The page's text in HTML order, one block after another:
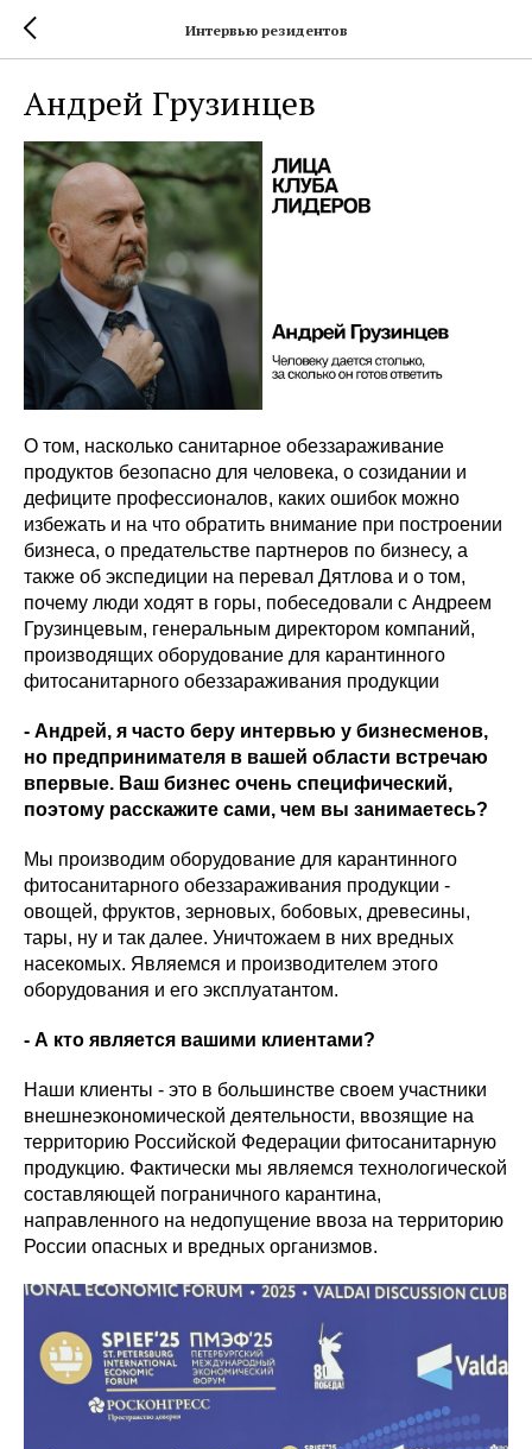
Интервью резидентов
Андрей Грузинцев
О том, насколько санитарное обеззараживание
продуктов безопасно для человека, о созидании и
дефиците профессионалов, каких ошибок можно
избежать и на что обратить внимание при построении
бизнеса, о предательстве партнеров по бизнесу, а
также об экспедиции на перевал Дятлова и о том,
почему люди ходят в горы, побеседовали с Андреем
Грузинцевым, генеральным директором компаний,
производящих оборудование для карантинного
фитосанитарного обеззараживания продукции
- Андрей, я часто беру интервью у бизнесменов,
но предпринимателя в вашей области встречаю
впервые. Ваш бизнес очень специфический,
поэтому расскажите сами, чем вы занимаетесь?
Мы производим оборудование для карантинного
фитосанитарного обеззараживания продукции -
овощей, фруктов, зерновых, бобовых, древесины,
тары, ну и так далее. Уничтожаем в них вредных
насекомых. Являемся и производителем этого
оборудования и его эксплуатантом.
- А кто является вашими клиентами?
Наши клиенты - это в большинстве своем участники
внешнеэкономической деятельности, ввозящие на
территорию Российской Федерации фитосанитарную
продукцию. Фактически мы являемся технологической
составляющей пограничного карантина,
направленного на недопущение ввоза на территорию
России опасных и вредных организмов.